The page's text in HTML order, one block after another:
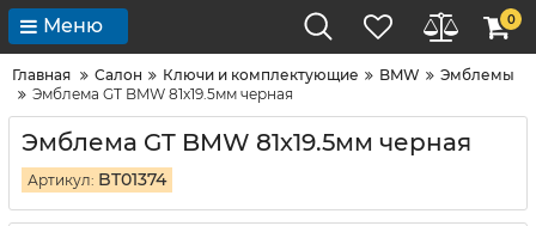
Меню 0
Главная Салон Ключи и комплектующие BMW
Эмблемы
Эмблема GT BMW 81х19.5мм черная
Эмблема GT BMW 81х19.5мм черная
Артикул: BT01374